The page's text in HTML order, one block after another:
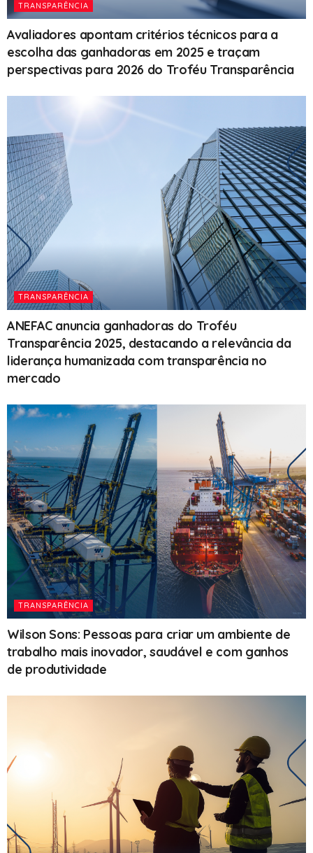
TRANSPARÊNCIA
Avaliadores apontam critérios técnicos para a
escolha das ganhadoras em 2025 e traçam
perspectivas para 2026 do Troféu Transparência
TRANSPARÊNCIA
ANEFAC anuncia ganhadoras do Troféu
Transparência 2025, destacando a relevância da
liderança humanizada com transparência no
mercado
TRANSPARÊNCIA
Wilson Sons: Pessoas para criar um ambiente de
trabalho mais inovador, saudável e com ganhos
de produtividade